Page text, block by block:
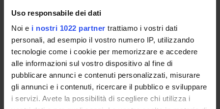
Uso responsabile dei dati
Noi e i nostri 1022 partner trattiamo i vostri dati
personali, ad esempio il vostro numero IP, utilizzando
tecnologie come i cookie per memorizzare e accedere
alle informazioni sul vostro dispositivo al fine di
pubblicare annunci e contenuti personalizzati, misurare
gli annunci e i contenuti, ricercare il pubblico e sviluppare
i servizi. Avete la possibilità di scegliere chi utilizza i
OFFERTA FORMATIVA
SEMESTRE FILTRO
CORSI DI LAUREA
CORSI DI LAUREA MAGISTRALE